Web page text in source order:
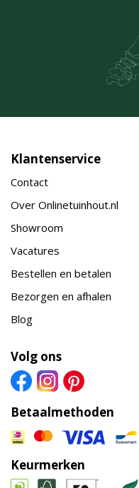
Klantenservice
Contact
Over Onlinetuinhout.nl
Showroom
Vacatures
Bestellen en betalen
Bezorgen en afhalen
Blog
Volg ons
Betaalmethoden
Keurmerken